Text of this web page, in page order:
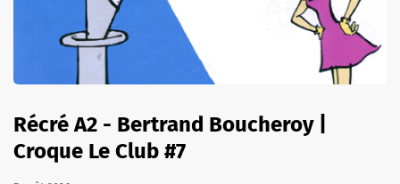
Récré A2 - Bertrand Boucheroy |
Croque Le Club #7